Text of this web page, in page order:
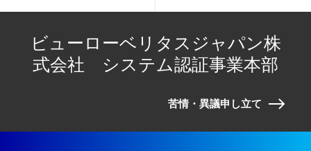
ビューローベリタスジャパン株
式会社 システム認証事業本部
苦情・異議申し立て